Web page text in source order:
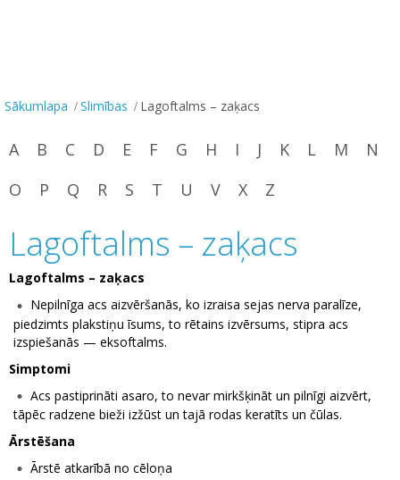
Sākumlapa Slimības Lagoftalms – zaķacs
A B C D E F G H I J K L M
N
O
P Q R S T U V X Z
Lagoftalms – zaķacs
Lagoftalms – zaķacs
Nepilnīga acs aizvēršanās, ko izraisa sejas nerva paralīze,
piedzimts plakstiņu īsums, to rētains izvērsums, stipra acs
izspiešanās — eksoftalms.
Simptomi
Acs pastiprināti asaro, to nevar mirkšķināt un pilnīgi aizvērt,
tāpēc radzene bieži izžūst un tajā rodas keratīts un čūlas.
Ārstēšana
Ārstē atkarībā no cēloņa